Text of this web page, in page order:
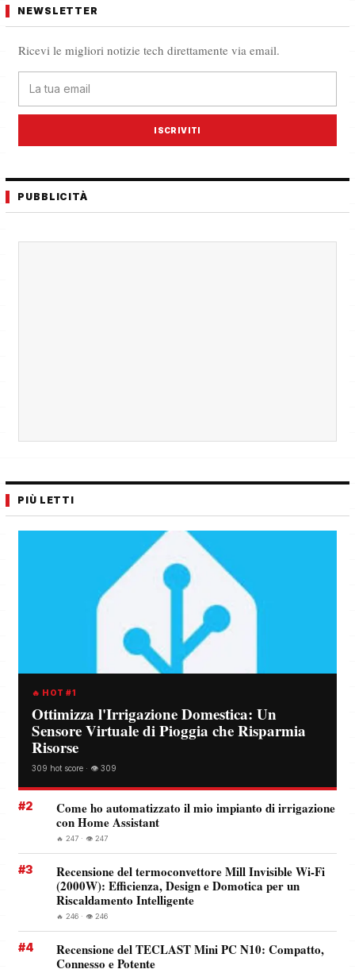
NEWSLETTER
Ricevi le migliori notizie tech direttamente via email.
ISCRIVITI
PUBBLICITÀ
PIÙ LETTI
🔥 HOT #1
Ottimizza l'Irrigazione Domestica: Un
Sensore Virtuale di Pioggia che Risparmia
Risorse
309 hot score · 👁️ 309
#2
Come ho automatizzato il mio impianto di irrigazione
con Home Assistant
🔥 247 · 👁️ 247
#3
Recensione del termoconvettore Mill Invisible Wi-Fi
(2000W): Efficienza, Design e Domotica per un
Riscaldamento Intelligente
🔥 246 · 👁️ 246
#4
Recensione del TECLAST Mini PC N10: Compatto,
Connesso e Potente